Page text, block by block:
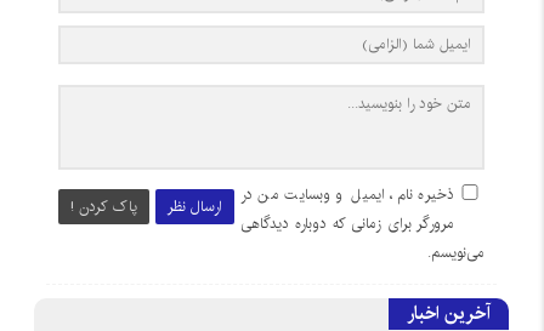
ارسال نظر پاک کردن !
ذخیره نام، ایمیل و وبسایت من در
مرورگر برای زمانی که دوباره دیدگاهی
می‌نویسم.
آخرین اخبار